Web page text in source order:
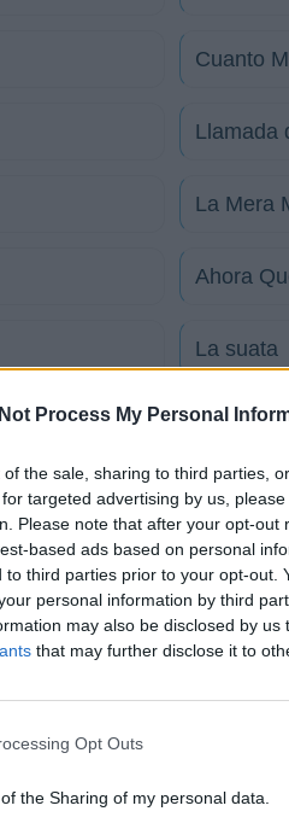
Process My Personal
the sale, sharing to third parties,
targeted advertising by us,
Please note that after your opt-out
based ads based on personal
to third parties prior to your opt-out.
personal information by third
may also be disclosed by us
that may further disclose it to
Opt Outs
the Sharing of my personal data.
Cuanto
Llamada
La Mera
Ahora
La suata
Mírame
Mi linda
Que va
Huele a